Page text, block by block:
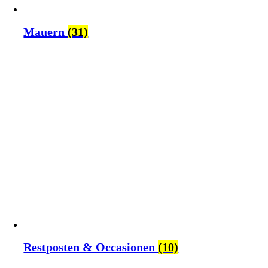
Mauern(31)
Restposten & Occasionen(10)